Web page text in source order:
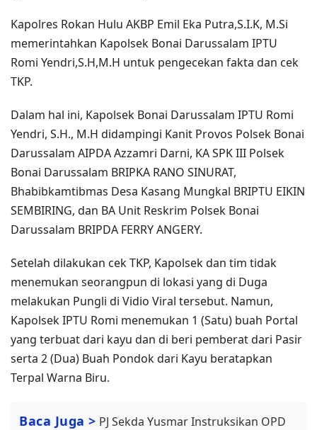
Kapolres Rokan Hulu AKBP Emil Eka Putra,S.I.K, M.Si
memerintahkan Kapolsek Bonai Darussalam IPTU
Romi Yendri,S.H,M.H untuk pengecekan fakta dan cek
TKP.
Dalam hal ini, Kapolsek Bonai Darussalam IPTU Romi
Yendri, S.H., M.H didampingi ⁠Kanit Provos Polsek Bonai
Darussalam AIPDA Azzamri Darni, KA SPK III Polsek
Bonai Darussalam BRIPKA RANO SINURAT,
Bhabibkamtibmas Desa Kasang Mungkal BRIPTU EIKIN
SEMBIRING, dan BA Unit Reskrim Polsek Bonai
Darussalam BRIPDA FERRY ANGERY.⁠
Setelah dilakukan cek TKP, Kapolsek dan tim tidak
menemukan seorangpun di lokasi yang di Duga
melakukan Pungli di Vidio Viral tersebut. Namun,
Kapolsek IPTU Romi menemukan 1 (Satu) buah Portal
yang terbuat dari kayu dan di beri pemberat dari Pasir
serta 2 (Dua) Buah Pondok dari Kayu beratapkan
Terpal Warna Biru.
Baca Juga > PJ Sekda Yusmar Instruksikan OPD